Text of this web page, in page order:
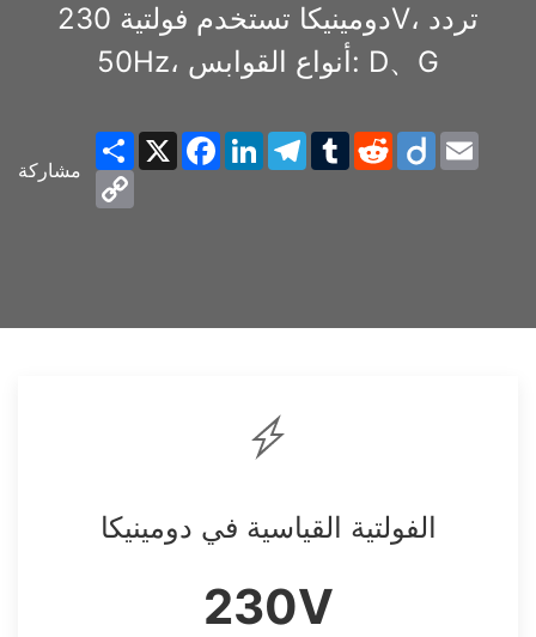
دومينيكا تستخدم فولتية 230V، تردد
50Hz، أنواع القوابس: D、G
مشاركة
ShareX Facebook
LinkedInTelegram
TumblrRedditDiigo
الفولتية القياسية في دومينيكا
230V